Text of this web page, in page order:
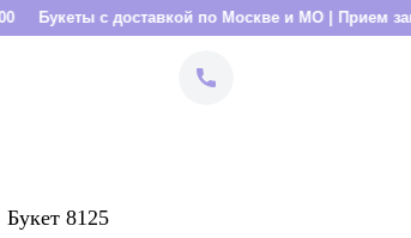
доставкой по Москве и МО | Прием заказов с 8:00
Букет 8125